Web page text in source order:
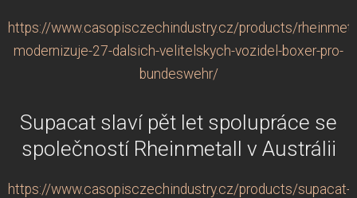
https://www.casopisczechindustry.cz/products/
modernizuje-27-dalsich-velitelskych-vozidel-boxer-pro-
bundeswehr/
Supacat slaví pět let spolupráce se
společností Rheinmetall v Austrálii
https://www.casopisczechindustry.cz/products/supacat-